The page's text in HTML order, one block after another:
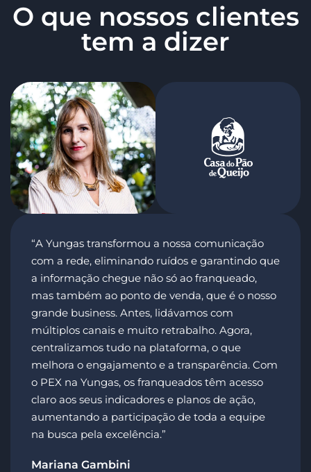
O que nossos clientes
tem a dizer
“A Yungas transformou a nossa comunicação
com a rede, eliminando ruídos e garantindo que
a informação chegue não só ao franqueado,
mas também ao ponto de venda, que é o nosso
grande business. Antes, lidávamos com
múltiplos canais e muito retrabalho. Agora,
centralizamos tudo na plataforma, o que
melhora o engajamento e a transparência. Com
o PEX na Yungas, os franqueados têm acesso
claro aos seus indicadores e planos de ação,
aumentando a participação de toda a equipe
na busca pela excelência.”
Mariana Gambini